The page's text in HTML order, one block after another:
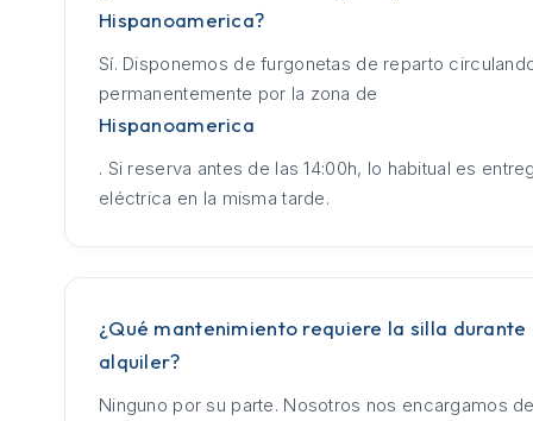
Hispanoamerica?
Sí. Disponemos de furgonetas de reparto
permanentemente por la zona de
Hispanoamerica
. Si reserva antes de las 14:00h, lo habitual es
eléctrica en la misma tarde.
¿Qué mantenimiento requiere la silla durante
alquiler?
Ninguno por su parte. Nosotros nos encargamos